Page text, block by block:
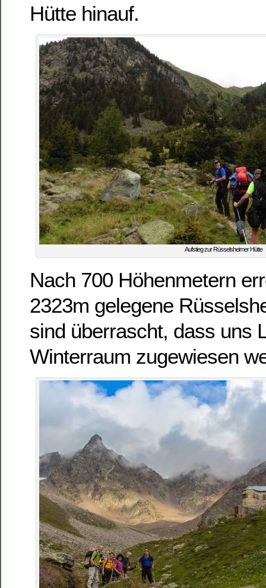
Hütte hinauf.
Aufstieg zur Rüsselsheimer Hütte
Nach 700 Höhenmetern
2323m gelegene
sind überrascht, dass uns
Winterraum zugewiesen